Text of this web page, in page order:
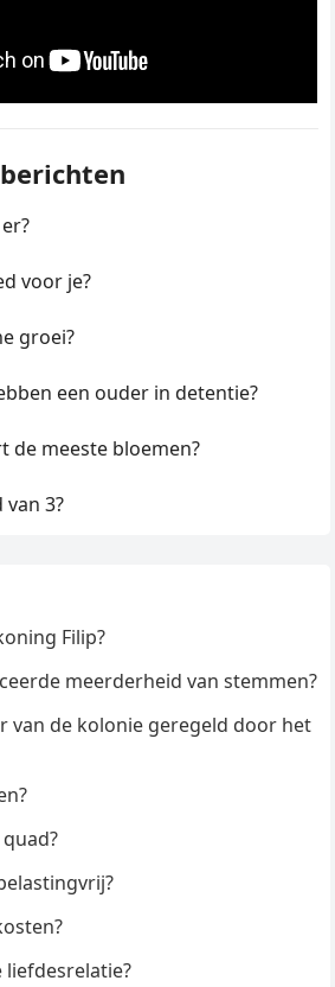
voor je?
groei?
een ouder in detentie?
de meeste bloemen?
3?
Filip?
meerderheid van stemmen?
van de kolonie geregeld door het
liefdesrelatie?